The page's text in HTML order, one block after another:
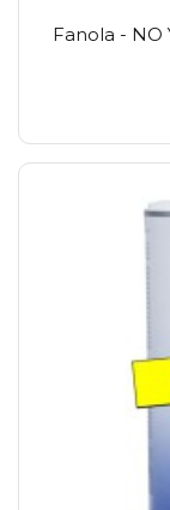
Fanola - NO